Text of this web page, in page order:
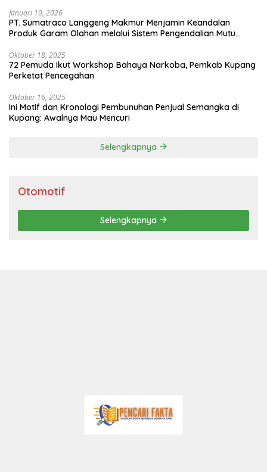
Januari 10, 2026
PT. Sumatraco Langgeng Makmur Menjamin Keandalan
Produk Garam Olahan melalui Sistem Pengendalian Mutu
Oktober 18, 2025
72 Pemuda Ikut Workshop Bahaya Narkoba, Pemkab Kupang
Perketat Pencegahan
Oktober 16, 2025
Ini Motif dan Kronologi Pembunuhan Penjual Semangka di
Kupang: Awalnya Mau Mencuri
Selengkapnya
Otomotif
Selengkapnya